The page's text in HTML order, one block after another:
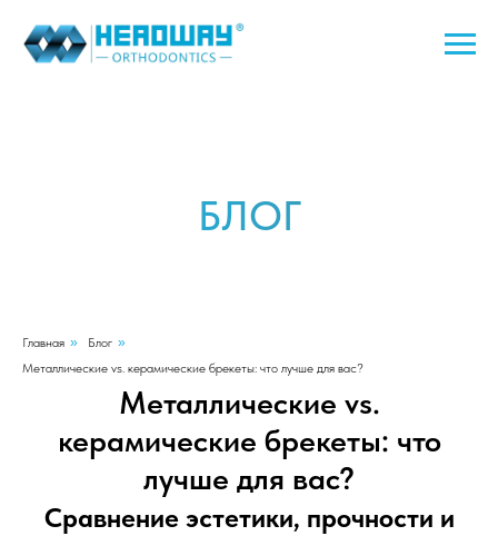
БЛОГ
Главная » Блог »
Металлические vs. керамические брекеты: что лучше для вас?
Металлические vs.
керамические брекеты: что
лучше для вас?
Сравнение эстетики, прочности и